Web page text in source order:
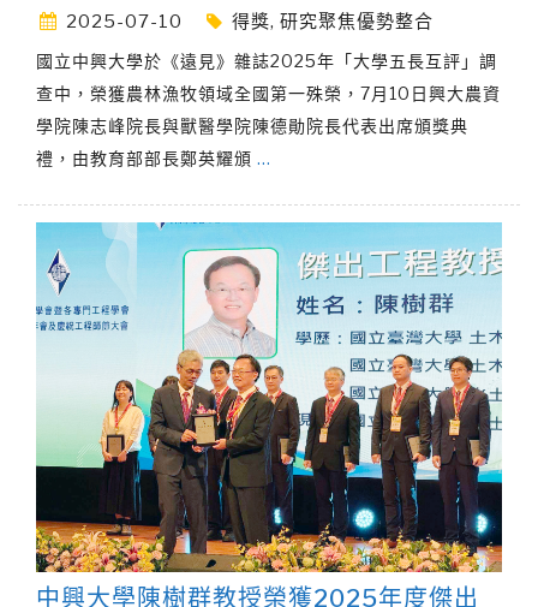
2025-07-10 得獎, 研究聚焦優勢整合
國立中興大學於《遠見》雜誌2025年「大學五長互評」調
查中，榮獲農林漁牧領域全國第一殊榮，7月10日興大農資
學院陳志峰院長與獸醫學院陳德勛院長代表出席頒獎典
禮，由教育部部長鄭英耀頒 …
中興大學陳樹群教授榮獲2025年度傑出